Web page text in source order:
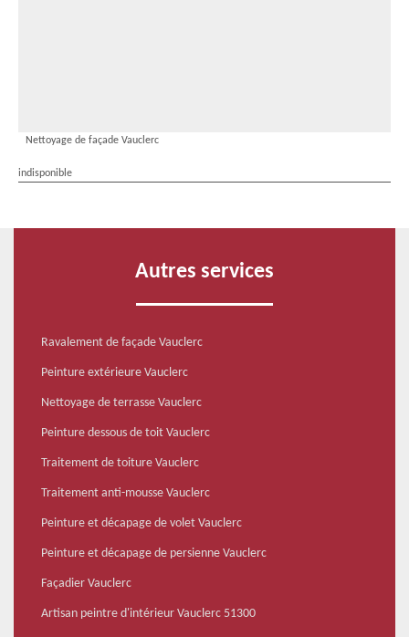
Nettoyage de façade Vauclerc
indisponible
Autres services
Ravalement de façade Vauclerc
Peinture extérieure Vauclerc
Nettoyage de terrasse Vauclerc
Peinture dessous de toit Vauclerc
Traitement de toiture Vauclerc
Traitement anti-mousse Vauclerc
Peinture et décapage de volet Vauclerc
Peinture et décapage de persienne Vauclerc
Façadier Vauclerc
Artisan peintre d'intérieur Vauclerc 51300